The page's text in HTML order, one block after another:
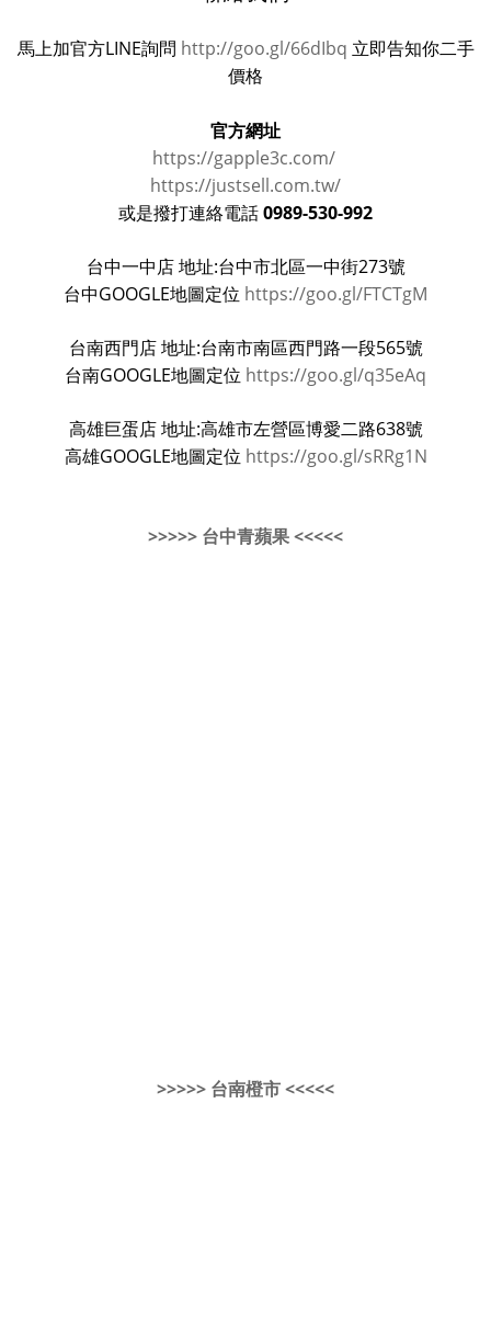
馬上加官方LINE詢問 http://goo.gl/66dIbq 立即告知你二手
價格
官方網址
https://gapple3c.com/
https://justsell.com.tw/
或是撥打連絡電話 0989-530-992
台中一中店 地址:台中市北區一中街273號
台中GOOGLE地圖定位 https://goo.gl/FTCTgM
台南西門店 地址:台南市南區西門路一段565號
台南GOOGLE地圖定位 https://goo.gl/q35eAq
高雄巨蛋店 地址:高雄市左營區博愛二路638號
高雄GOOGLE地圖定位 https://goo.gl/sRRg1N
>>>>> 台中青蘋果 <<<<<
>>>>> 台南橙市 <<<<<